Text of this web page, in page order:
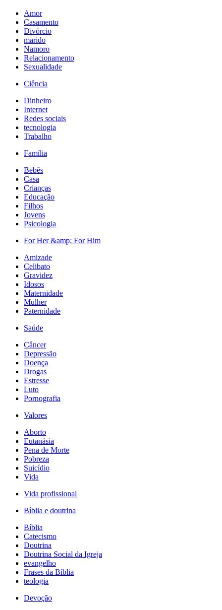
Amor
Casamento
Divórcio
marido
Namoro
Relacionamento
Sexualidade
Ciência
Dinheiro
Internet
Redes sociais
tecnologia
Trabalho
Família
Bebês
Casa
Crianças
Educação
Filhos
Jovens
Psicologia
For Her &amp; For Him
Amizade
Celibato
Gravidez
Idosos
Maternidade
Mulher
Paternidade
Saúde
Câncer
Depressão
Doença
Drogas
Estresse
Luto
Pornografia
Valores
Aborto
Eutanásia
Pena de Morte
Pobreza
Suicídio
Vida
Vida profissional
Bíblia e doutrina
Bíblia
Catecismo
Doutrina
Doutrina Social da Igreja
evangelho
Frases da Bíblia
teologia
Devoção